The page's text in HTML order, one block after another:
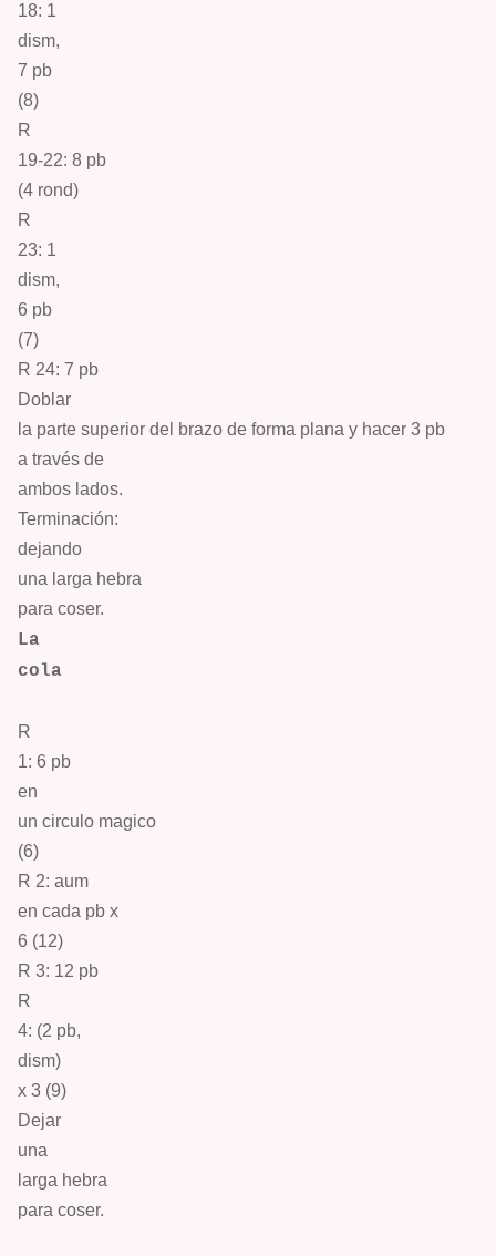
18: 1
dism,
7 pb
(8)
R
19-22: 8 pb
(4 rond)
R
23: 1
dism,
6 pb
(7)
R 24: 7 pb
Doblar
la parte superior del brazo de forma plana y hacer 3 pb
a través de
ambos lados.
Terminación:
dejando
una larga hebra
para coser.
La
cola
R
1: 6 pb
en
un circulo magico
(6)
R 2: aum
en cada pb x
6 (12)
R 3: 12 pb
R
4: (2 pb,
dism)
x 3 (9)
Dejar
una
larga hebra
para coser.